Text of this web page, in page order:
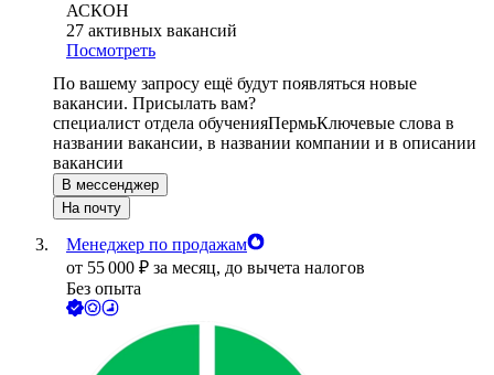
АСКОН
27 активных вакансий
Посмотреть
По вашему запросу ещё будут появляться новые
вакансии. Присылать вам?
специалист отдела обученияПермьКлючевые слова в
названии вакансии, в названии компании и в описании
вакансии
В мессенджер
На почту
Менеджер по продажам
от 55 000 ₽ за месяц, до вычета налогов
Без опыта